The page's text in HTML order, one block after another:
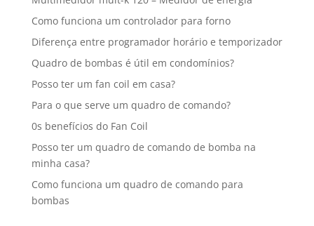
Como funciona um controlador para forno
Diferença entre programador horário e temporizador
Quadro de bombas é útil em condomínios?
Posso ter um fan coil em casa?
Para o que serve um quadro de comando?
0s benefícios do Fan Coil
Posso ter um quadro de comando de bomba na
minha casa?
Como funciona um quadro de comando para
bombas